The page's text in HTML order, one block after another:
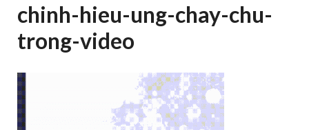
chinh-hieu-ung-chay-chu-
trong-video